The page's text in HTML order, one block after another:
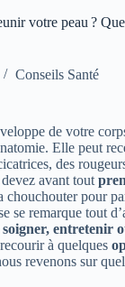
votre peau ?
Conseils Santé
de votre
Elle peut
des
avant tout
chouchouter pour
se remarque tout
soigner, entretenir
à quelques
revenons sur